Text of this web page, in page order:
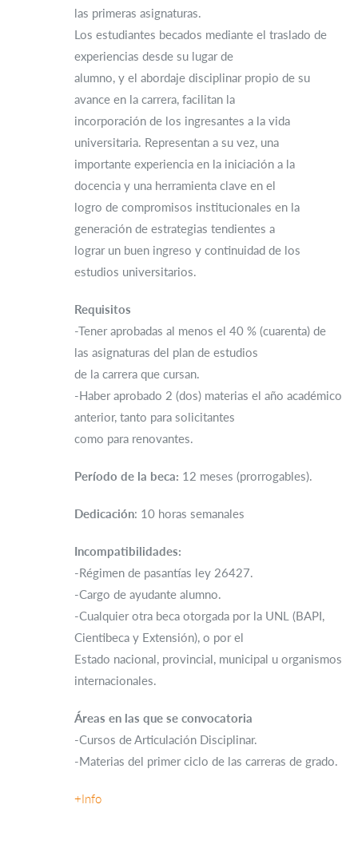
las primeras asignaturas.
Los estudiantes becados mediante el traslado de
experiencias desde su lugar de
alumno, y el abordaje disciplinar propio de su
avance en la carrera, facilitan la
incorporación de los ingresantes a la vida
universitaria. Representan a su vez, una
importante experiencia en la iniciación a la
docencia y una herramienta clave en el
logro de compromisos institucionales en la
generación de estrategias tendientes a
lograr un buen ingreso y continuidad de los
estudios universitarios.
Requisitos
-Tener aprobadas al menos el 40 % (cuarenta) de
las asignaturas del plan de estudios
de la carrera que cursan.
-Haber aprobado 2 (dos) materias el año académico
anterior, tanto para solicitantes
como para renovantes.
Período de la beca: 12 meses (prorrogables).
Dedicación: 10 horas semanales
Incompatibilidades:
-Régimen de pasantías ley 26427.
-Cargo de ayudante alumno.
-Cualquier otra beca otorgada por la UNL (BAPI,
Cientibeca y Extensión), o por el
Estado nacional, provincial, municipal u organismos
internacionales.
Áreas en las que se convocatoria
-Cursos de Articulación Disciplinar.
-Materias del primer ciclo de las carreras de grado.
+Info